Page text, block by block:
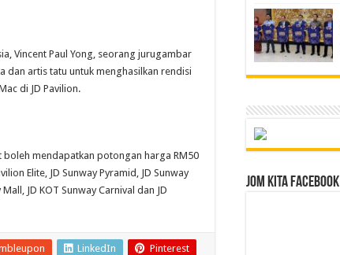
Vincent Paul Yong, seorang jurugambar
dan artis tatu untuk menghasilkan rendisi
di JD Pavilion.
boleh mendapatkan potongan harga RM50
Elite, JD Sunway Pyramid, JD Sunway
JD KOT Sunway Carnival dan JD
LinkedIn Pinterest
Jom Kita Facebook